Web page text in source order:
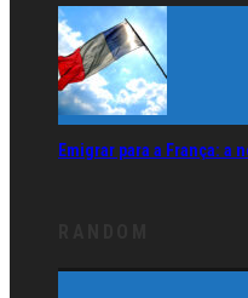
Emigrar para a França: a